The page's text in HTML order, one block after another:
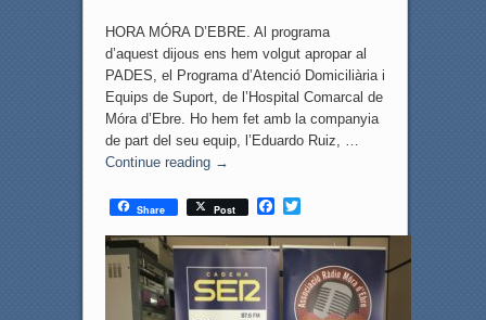
HORA MÓRA D’EBRE. Al programa
d’aquest dijous ens hem volgut apropar al
PADES, el Programa d’Atenció Domiciliària i
Equips de Suport, de l’Hospital Comarcal de
Móra d’Ebre. Ho hem fet amb la companyia
de part del seu equip, l’Eduardo Ruiz, …
Continue reading →
Share Post
F
c
e
b
T
i
t
t
e
r